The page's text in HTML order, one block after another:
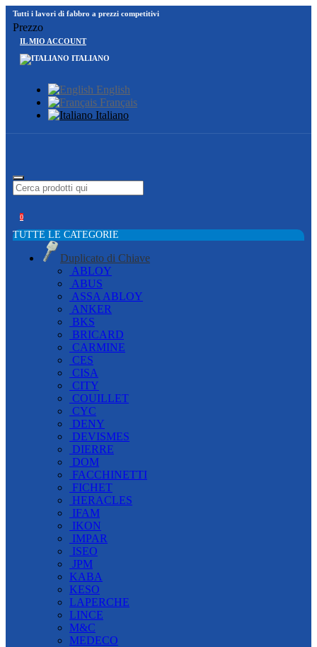
Tutti i lavori di fabbro a prezzi competitivi
Prezzo
IL MIO ACCOUNT
ITALIANO
English
Français
Italiano
0
TUTTE LE CATEGORIE
Duplicato di Chiave
ABLOY
ABUS
ASSA ABLOY
ANKER
BKS
BRICARD
CARMINE
CES
CISA
CITY
COUILLET
CYC
DENY
DEVISMES
DIERRE
DOM
FACCHINETTI
FICHET
HERACLES
IFAM
IKON
IMPAR
ISEO
JPM
KABA
KESO
LAPERCHE
LINCE
M&C
MEDECO